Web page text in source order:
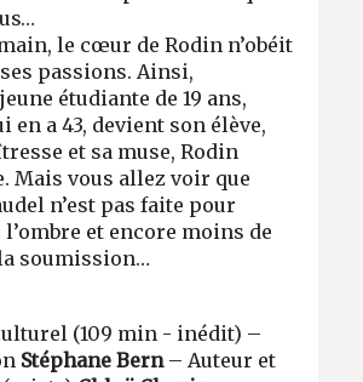
le cœur de Rodin n’obéit
ses passions. Ainsi,
étudiante de 19 ans,
en a 43, devient son élève,
et sa muse, Rodin
Mais vous allez voir que
n’est pas faite pour
et encore moins de
soumission…
(109 min - inédit) –
Stéphane Bern– Auteur et